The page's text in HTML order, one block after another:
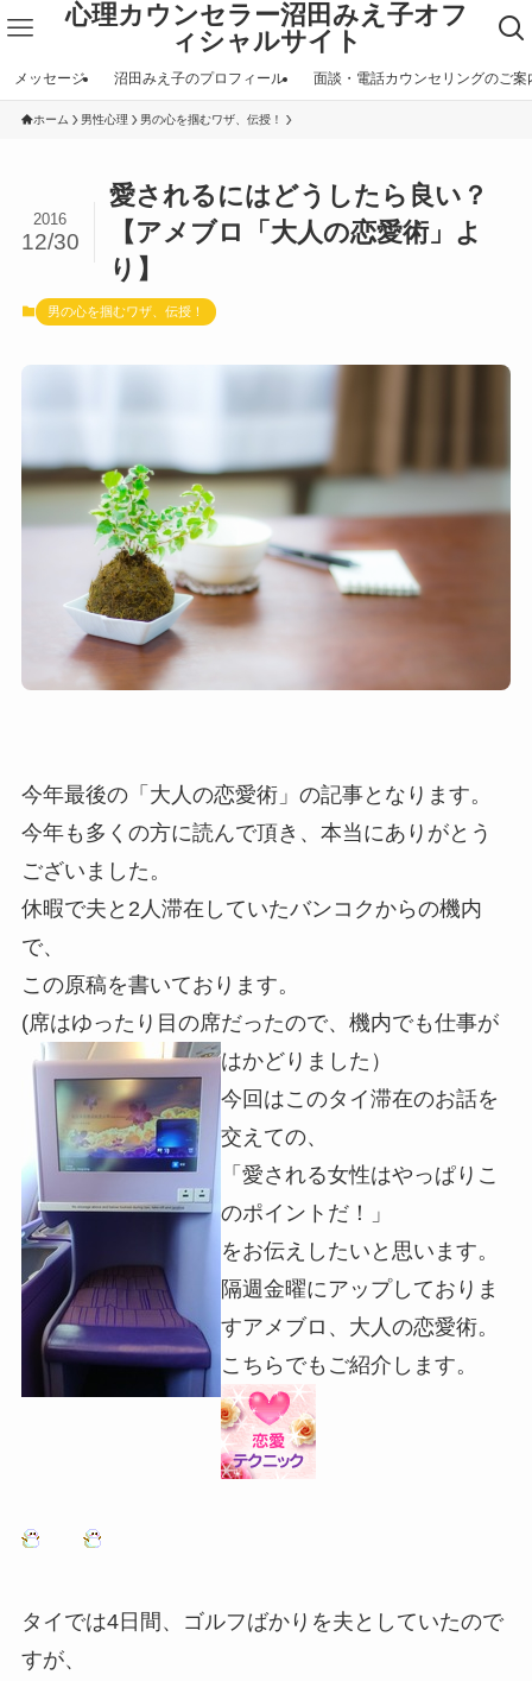
心理カウンセラー沼田みえ子オフ
ィシャルサイト
メッセージ 沼田みえ子のプロフィール 面談・電話カウンセリングのご案
ホーム 男性心理 男の心を掴むワザ、伝授！
愛されるにはどうしたら良い？
【アメブロ「大人の恋愛術」よ
り】
2016
12/30
男の心を掴むワザ、伝授！
今年最後の「大人の恋愛術」の記事となります。
今年も多くの方に読んで頂き、本当にありがとう
ございました。
休暇で夫と2人滞在していたバンコクからの機内
で、
この原稿を書いております。
(席はゆったり目の席だったので、機内でも仕事が
はかどりました）
今回はこのタイ滞在のお話を
交えての、
「愛される女性はやっぱりこ
のポイントだ！」
をお伝えしたいと思います。
隔週金曜にアップしておりま
すアメブロ、大人の恋愛術。
こちらでもご紹介します。
タイでは4日間、ゴルフばかりを夫としていたので
すが、